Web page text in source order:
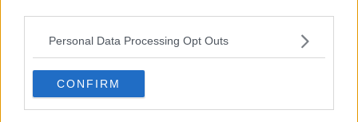
Personal Data Processing Opt Outs
CONFIRM
Lavoro a Turni37
Tipologia Contratto
Lavoro a Tempo Determinato
Contratto di Agenzia
Lavoro a Tempo Indeterminato20